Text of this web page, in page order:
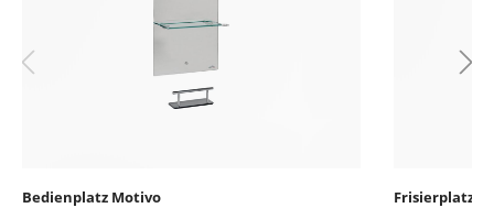
Bedienplatz Motivo Frisierplatz